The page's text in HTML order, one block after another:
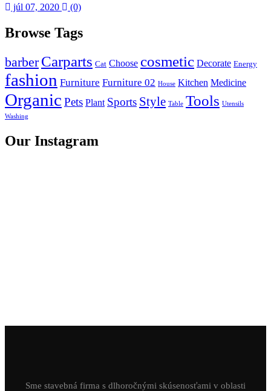
júl 07, 2020 (0)
Browse Tags
barber Carparts Cat Choose cosmetic Decorate Energy
fashion Furniture Furniture 02 House Kitchen Medicine
Organic Pets Plant Sports Style Table Tools Utensils
Washing
Our Instagram
Sme stavebná firma s dlhoročnými skúsenosťami v oblasti